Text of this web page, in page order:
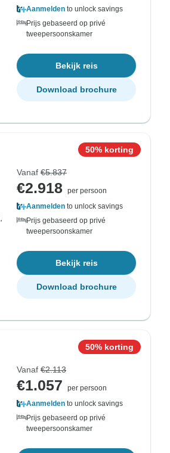
Aanmelden to unlock savings
Prijs gebaseerd op privé
tweepersoonskamer
Bekijk reis
Download brochure
50% korting
Vanaf €5.837
€2.918
per persoon
Aanmelden to unlock savings
Prijs gebaseerd op privé
tweepersoonskamer
Bekijk reis
Download brochure
50% korting
Vanaf €2.113
€1.057
per persoon
Aanmelden to unlock savings
Prijs gebaseerd op privé
tweepersoonskamer